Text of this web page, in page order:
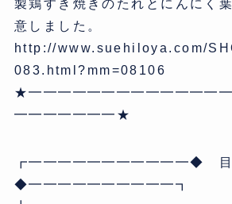
製鶏すき焼きのたれとにんにく
意しました。
http://www.suehiloya.com/
083.html?mm=08106
━━━━━━━★
┏━━━━━━━━━━━◆
◆━━━━━━━━━━┓